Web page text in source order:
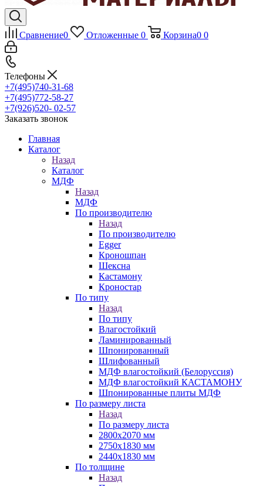
Сравнение0 Отложенные 0 Корзина0 0
Телефоны
+7(495)740-31-68
+7(495)772-58-27
+7(926)520- 02-57
Заказать звонок
Главная
Каталог
Назад
Каталог
МДФ
Назад
МДФ
По производителю
Назад
По производителю
Egger
Кроношпан
Шексна
Кастамону
Кроностар
По типу
Назад
По типу
Влагостойкий
Ламинированный
Шпонированный
Шлифованный
МДФ влагостойкий (Белоруссия)
МДФ влагостойкий КАСТАМОНУ
Шпонированные плиты МДФ
По размеру листа
Назад
По размеру листа
2800х2070 мм
2750х1830 мм
2440х1830 мм
По толщине
Назад